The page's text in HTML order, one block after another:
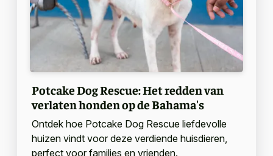
Potcake Dog Rescue: Het redden van
verlaten honden op de Bahama's
Ontdek hoe Potcake Dog Rescue liefdevolle
huizen vindt voor deze verdiende huisdieren,
perfect voor families en vrienden.